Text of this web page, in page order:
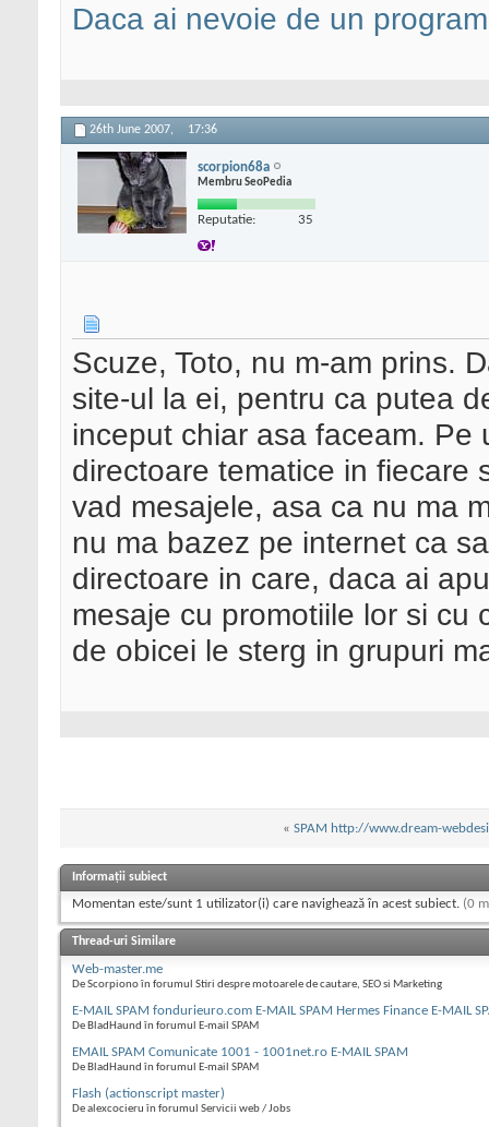
Daca ai nevoie de un
26th June 2007, 17:36
scorpion68a
Membru SeoPedia
Reputatie: 35
Scuze, Toto, nu m-am prins.
site-ul la ei, pentru ca putea
inceput chiar asa faceam.
directoare tematice in fiecare
vad mesajele, asa ca nu ma
nu ma bazez pe internet ca
directoare in care, daca ai
mesaje cu promotiile lor si cu
de obicei le sterg in grupuri
« SPAM http://www.dream-
Informații subiect
Momentan este/sunt 1 utilizator(i) care navighează în acest subiect. (0
Thread-uri Similare
Web-master.me
De Scorpiono în forumul Stiri despre motoarele de cautare, SEO si Marketing
E-MAIL SPAM fondurieuro.com E-MAIL SPAM Hermes Finance E-MAIL
De BladHaund în forumul E-mail SPAM
EMAIL SPAM Comunicate 1001 - 1001net.ro E-MAIL SPAM
De BladHaund în forumul E-mail SPAM
Flash (actionscript master)
De alexcocieru în forumul Servicii web / Jobs